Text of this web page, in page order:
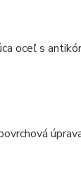
oceľ s